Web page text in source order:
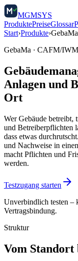
MGMSYS
ProduktePreiseGlossar
Start›Produkte›
GebaMa · CAFM/
Anlagen und
Ort
Wer Gebäude betreibt,
und Betreiberpflichten
dass etwas
und Nachweise in
macht Pflichten und
werden.
Testzugang starten
Unverbindlich testen –
Vertragsbindung.
Struktur
Vom Standort